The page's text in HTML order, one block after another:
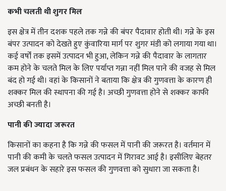
कभी चलती थी शुगर मिल
इस क्षेत्र में तीन दशक पहले तक गन्ने की बंपर पैदावार होती थी। गन्ने के इस
बंपर उत्पादन को देखते हुए कुंवारिया मार्ग पर शुगर मंडी को लगाया गया था।
कई वर्षों तक इसमें उत्पादन भी हुआ, लेकिन गन्ने की पैदावार के लागतार
कम होने के चलते मिल के लिए पर्याप्त गन्ना नहीं मिल पाने की वजह से मिल
बंद हो गई थी। वहां के किसानों ने बताया कि क्षेत्र की गुणवत्ता के कारण ही
शक्कर मिल की स्थापना की गई है। अच्छी गुणवत्ता होने से शक्कर काफी
अच्छी बनती है।
पानी की ज्यादा जरूरत
किसानों का कहना है कि गन्ने की फसल में पानी की जरूरत है। वर्तमान में
पानी की कमी के चलते फसल उत्पादन में गिरावट आई है। इसीलिए बेहतर
जल प्रबंधन के सहारे इस फसल की गुणवत्ता को सुधारा जा सकता है।